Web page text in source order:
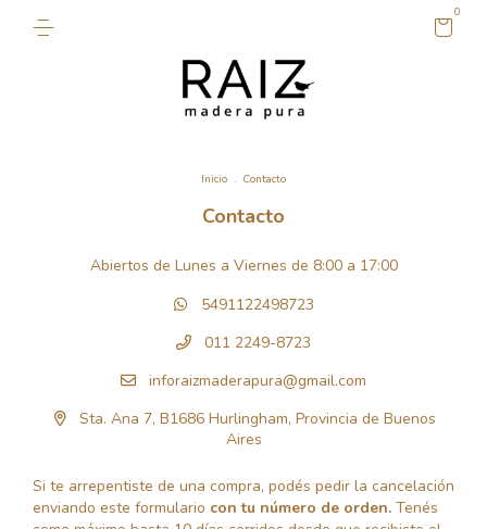
0
Inicio . Contacto
Contacto
Abiertos de Lunes a Viernes de 8:00 a 17:00
5491122498723
011 2249-8723
inforaizmaderapura@gmail.com
Sta. Ana 7, B1686 Hurlingham, Provincia de Buenos
Aires
Si te arrepentiste de una compra, podés pedir la cancelación
enviando este formulario con tu número de orden. Tenés